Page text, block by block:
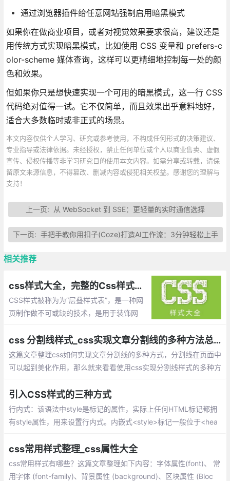
通过浏览器插件给任意网站强制启用暗黑模式
如果你在做商业项目，或者对视觉效果要求很高，建议还是
用传统方式实现暗黑模式，比如使用 CSS 变量和 prefers-c
olor-scheme 媒体查询，这样可以更精细地控制每一处的颜
色和效果。
但如果你只是想快速实现一个可用的暗黑模式，这一行 CSS
代码绝对值得一试。它不仅简单，而且效果出乎意料地好，
适合大多数临时或非正式的场景。
本文内容仅供个人学习、研究或参考使用，不构成任何形式的决策建议、
专业指导或法律依据。未经授权，禁止任何单位或个人以商业售卖、虚假
宣传、侵权传播等非学习研究目的使用本文内容。如需分享或转载，请保
留原文来源信息，不得篡改、删减内容或侵犯相关权益。感谢您的理解与
支持！
上一页: 从 WebSocket 到 SSE：更轻量的实时通信选择
下一页: 手把手教你用扣子(Coze)打造AI工作流：3分钟轻松上手
相关推荐
css样式大全，完整的Css样式大全(整理)
CSS样式被称为为“层叠样式表”，是一种网
页制作做不可或缺的技术，是用于装饰网
css 分割线样式_css实现文章分割线的多种方法总结
这篇文章整理css如何实现文章分割线的多种方式，分割线在页面中
可以起到美化作用，那么就来看看使用css实现分割线样式的多种方
现分隔线、浮动实现分隔线、利用字符实现分隔线
引入CSS样式的三种方式
行内式：该语法中style是标记的属性，实际上任何HTML标记都拥
有style属性，用来设置行内式。内嵌式<style>标记一般位于<hea
方。
css常用样式整理_css属性大全
css常用样式有哪些？这篇文章整理如下内容：字体属性(font)、 常
用字体 (font-family)、背景属性 (background)、区块属性 (Bloc